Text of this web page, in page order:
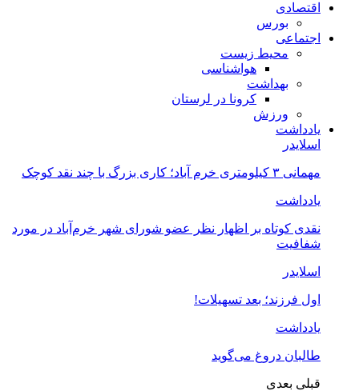
اقتصادی
بورس
اجتماعی
محیط زیست
هواشناسی
بهداشت
کرونا در لرستان
ورزش
یادداشت
اسلایدر
مهمانی ۳ کیلومتری خرم آباد؛ کاری بزرگ با چند نقد کوچک
یادداشت
نقدی کوتاه بر اظهار نظر عضو شورای شهر خرم‌آباد در مورد
شفافیت
اسلایدر
اول فرزند؛ بعد تسهیلات!
یادداشت
طالبان دروغ می‌گوید
قبلی بعدی